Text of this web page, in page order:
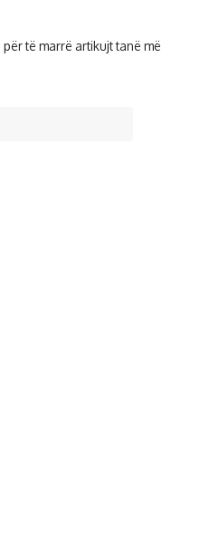
të marrë artikujt tanë më